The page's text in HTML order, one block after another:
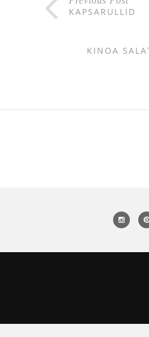
KAPSARULLID
KINOA